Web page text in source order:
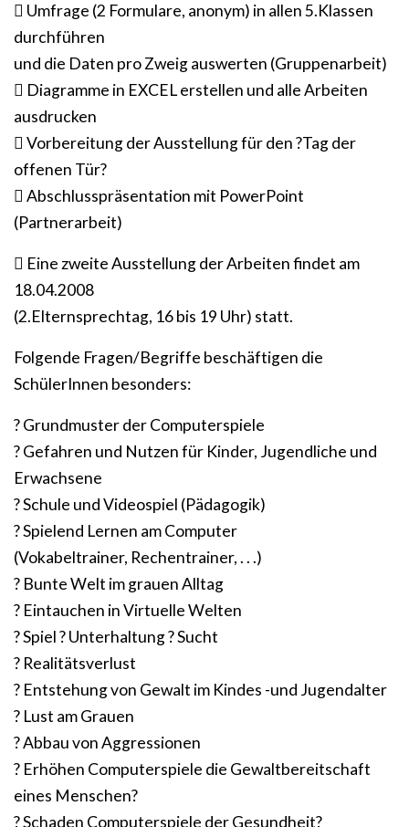
 Umfrage (2 Formulare, anonym) in allen 5.Klassen
durchführen
und die Daten pro Zweig auswerten (Gruppenarbeit)
 Diagramme in EXCEL erstellen und alle Arbeiten
ausdrucken
 Vorbereitung der Ausstellung für den ?Tag der
offenen Tür?
 Abschlusspräsentation mit PowerPoint
(Partnerarbeit)
 Eine zweite Ausstellung der Arbeiten findet am
18.04.2008
(2.Elternsprechtag, 16 bis 19 Uhr) statt.
Folgende Fragen/Begriffe beschäftigen die
SchülerInnen besonders:
? Grundmuster der Computerspiele
? Gefahren und Nutzen für Kinder, Jugendliche und
Erwachsene
? Schule und Videospiel (Pädagogik)
? Spielend Lernen am Computer
(Vokabeltrainer, Rechentrainer, . . .)
? Bunte Welt im grauen Alltag
? Eintauchen in Virtuelle Welten
? Spiel ? Unterhaltung ? Sucht
? Realitätsverlust
? Entstehung von Gewalt im Kindes -und Jugendalter
? Lust am Grauen
? Abbau von Aggressionen
? Erhöhen Computerspiele die Gewaltbereitschaft
eines Menschen?
? Schaden Computerspiele der Gesundheit?